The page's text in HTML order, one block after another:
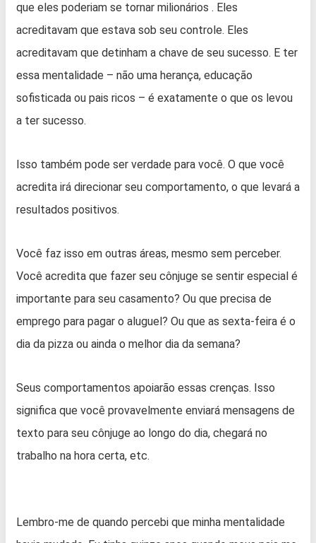
que eles poderiam se tornar milionários . Eles
acreditavam que estava sob seu controle. Eles
acreditavam que detinham a chave de seu sucesso. E ter
essa mentalidade – não uma herança, educação
sofisticada ou pais ricos – é exatamente o que os levou
a ter sucesso.
Isso também pode ser verdade para você. O que você
acredita irá direcionar seu comportamento, o que levará a
resultados positivos.
Você faz isso em outras áreas, mesmo sem perceber.
Você acredita que fazer seu cônjuge se sentir especial é
importante para seu casamento? Ou que precisa de
emprego para pagar o aluguel? Ou que as sexta-feira é o
dia da pizza ou ainda o melhor dia da semana?
Seus comportamentos apoiarão essas crenças. Isso
significa que você provavelmente enviará mensagens de
texto para seu cônjuge ao longo do dia, chegará no
trabalho na hora certa, etc.
Lembro-me de quando percebi que minha mentalidade